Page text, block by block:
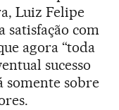
Luiz Felipe
satisfação com
agora “toda
sucesso
somente sobre